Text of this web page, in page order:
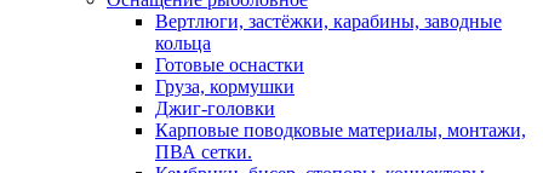
Вертлюги, застёжки, карабины, заводные
кольца
Готовые оснастки
Груза, кормушки
Джиг-головки
Карповые поводковые материалы, монтажи,
ПВА сетки.